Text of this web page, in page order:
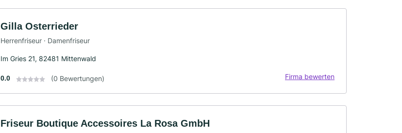
Gilla Osterrieder
Herrenfriseur · Damenfriseur
Im Gries 21, 82481 Mittenwald
0.0 (0 Bewertungen) Firma bewerten
Friseur Boutique Accessoires La Rosa GmbH